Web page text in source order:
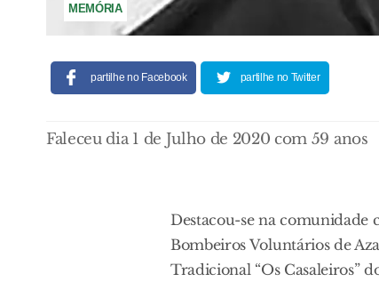
MEMÓRIA
partilhe no Facebook partilhe no Twitter
Faleceu dia 1 de Julho de 2020 com 59 anos
Destacou-se na
Bombeiros Voluntários de
Tradicional “Os Casaleiros”